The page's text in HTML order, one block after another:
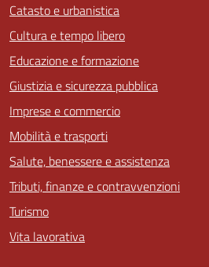
Catasto e urbanistica
Cultura e tempo libero
Educazione e formazione
Giustizia e sicurezza pubblica
Imprese e commercio
Mobilità e trasporti
Salute, benessere e assistenza
Tributi, finanze e contravvenzioni
Turismo
Vita lavorativa